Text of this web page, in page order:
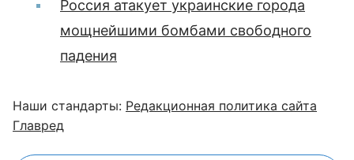
Россия атакует украинские города
мощнейшими бомбами свободного
падения
Наши стандарты: Редакционная политика сайта
Главред